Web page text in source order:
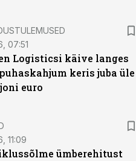
07:51
Logisticsi käive langes
puhaskahjum keris juba üle
euro
11:09
ümberehitust